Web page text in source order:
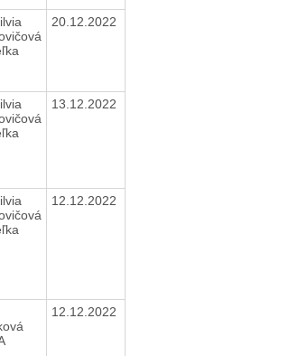
20.12.2022
13.12.2022
12.12.2022
12.12.2022